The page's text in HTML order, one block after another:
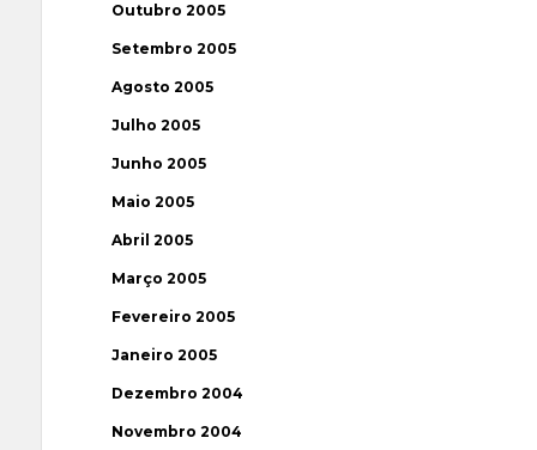
Outubro 2005
Setembro 2005
Agosto 2005
Julho 2005
Junho 2005
Maio 2005
Abril 2005
Março 2005
Fevereiro 2005
Janeiro 2005
Dezembro 2004
Novembro 2004